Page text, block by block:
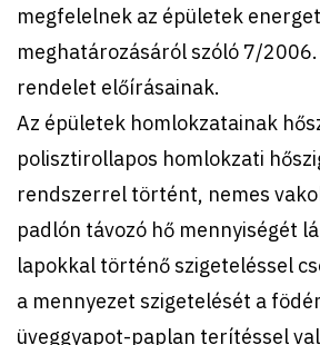
megfelelnek az épületek
meghatározásáról szóló 7/2006.
rendelet előírásainak.
Az épületek homlokzatainak
polisztirollapos homlokzati
rendszerrel történt, nemes
padlón távozó hő mennyiségét
lapokkal történő szigeteléssel
a mennyezet szigetelését a
üveggyapot-paplan terítéssel